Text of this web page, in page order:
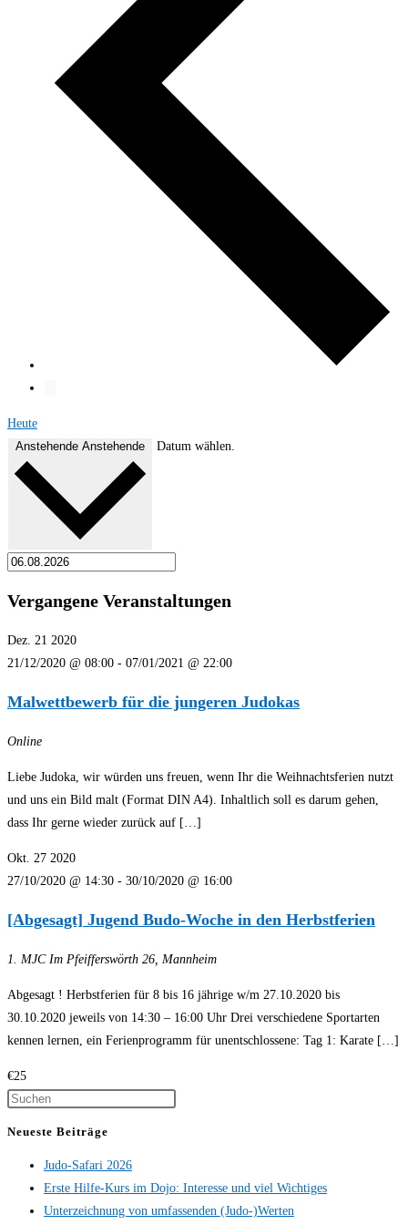
Heute
Anstehende Anstehende Datum wählen.
Vergangene Veranstaltungen
Dez. 21 2020
21/12/2020 @ 08:00 - 07/01/2021 @ 22:00
Malwettbewerb für die jungeren Judokas
Online
Liebe Judoka, wir würden uns freuen, wenn Ihr die Weihnachtsferien nutzt
und uns ein Bild malt (Format DIN A4). Inhaltlich soll es darum gehen,
dass Ihr gerne wieder zurück auf […]
Okt. 27 2020
27/10/2020 @ 14:30 - 30/10/2020 @ 16:00
[Abgesagt] Jugend Budo-Woche in den Herbstferien
1. MJC Im Pfeifferswörth 26, Mannheim
Abgesagt ! Herbstferien für 8 bis 16 jährige w/m 27.10.2020 bis
30.10.2020 jeweils von 14:30 – 16:00 Uhr Drei verschiedene Sportarten
kennen lernen, ein Ferienprogramm für unentschlossene: Tag 1: Karate […]
€25
Neueste Beiträge
Judo-Safari 2026
Erste Hilfe-Kurs im Dojo: Interesse und viel Wichtiges
Unterzeichnung von umfassenden (Judo-)Werten